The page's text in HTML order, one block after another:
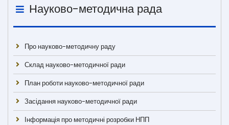
Науково-методична рада
Про науково-методичну раду
Склад науково-методичної ради
План роботи науково-методичної ради
Засідання науково-методичної ради
Інформація про методичні розробки НПП